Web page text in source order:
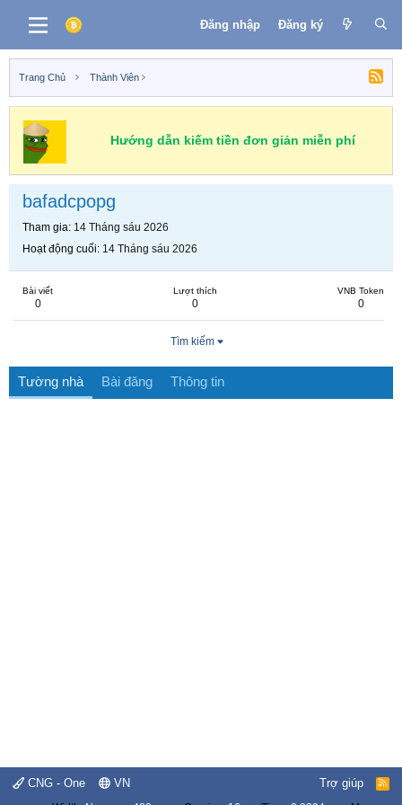
Đăng nhập Đăng ký
Trang Chủ Thành Viên
Hướng dẫn kiếm tiền đơn giản miễn phí
bafadcpopg
Tham gia 14 Tháng sáu 2026
Hoạt động cuối 14 Tháng sáu 2026
Bài viết
0
Lượt thích
0
VNB Token
0
Tìm kiếm
Tường nhà Bài đăng Thông tin
CNG - One VN Trợ giúp
R